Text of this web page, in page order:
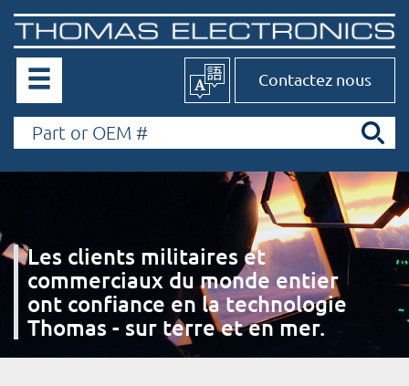
Contactez nous
Les clients militaires et
commerciaux du monde entier
ont confiance en la technologie
Thomas - sur terre et en mer.